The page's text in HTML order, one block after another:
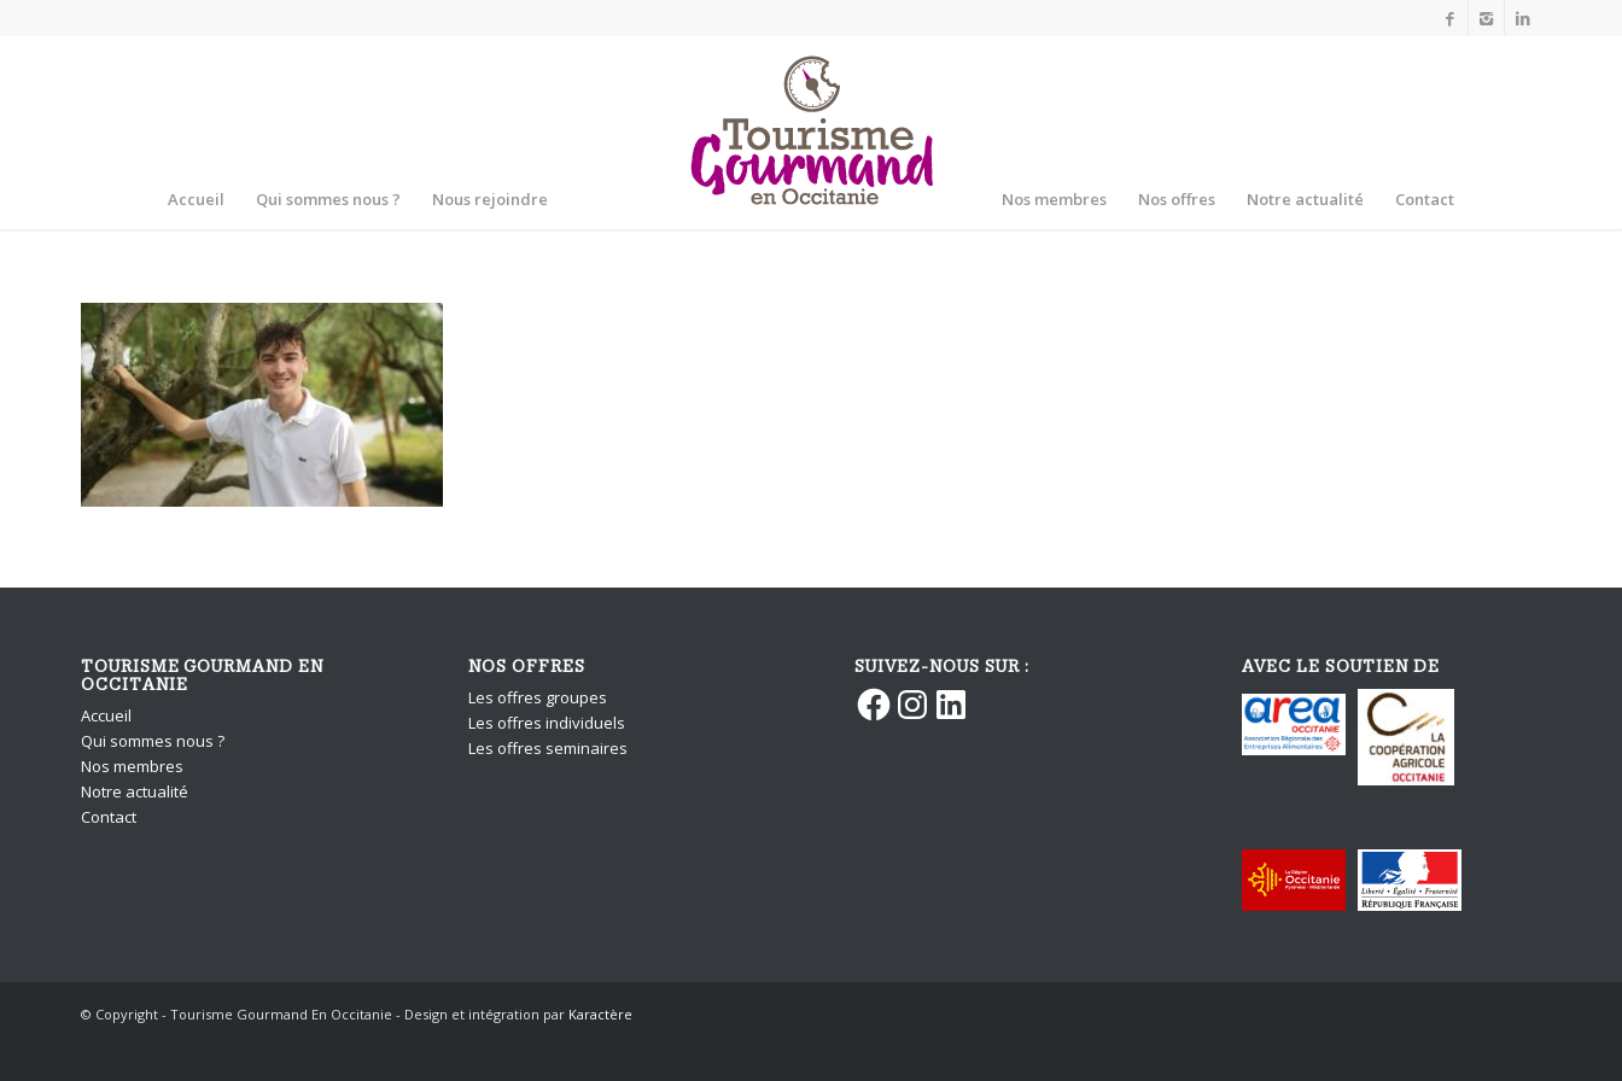
Accueil Qui sommes nous ? Nous rejoindre Nos membres Nos offres Notre actualité Contact
TOURISME GOURMAND EN
OCCITANIE
Accueil
Qui sommes nous ?
Nos membres
Notre actualité
Contact
NOS OFFRES
Les offres groupes
Les offres individuels
Les offres seminaires
SUIVEZ-NOUS SUR :
FacebookInstagram
LinkedIn
AVEC LE SOUTIEN DE
© Copyright - Tourisme Gourmand En Occitanie - Design et intégration par Karactère